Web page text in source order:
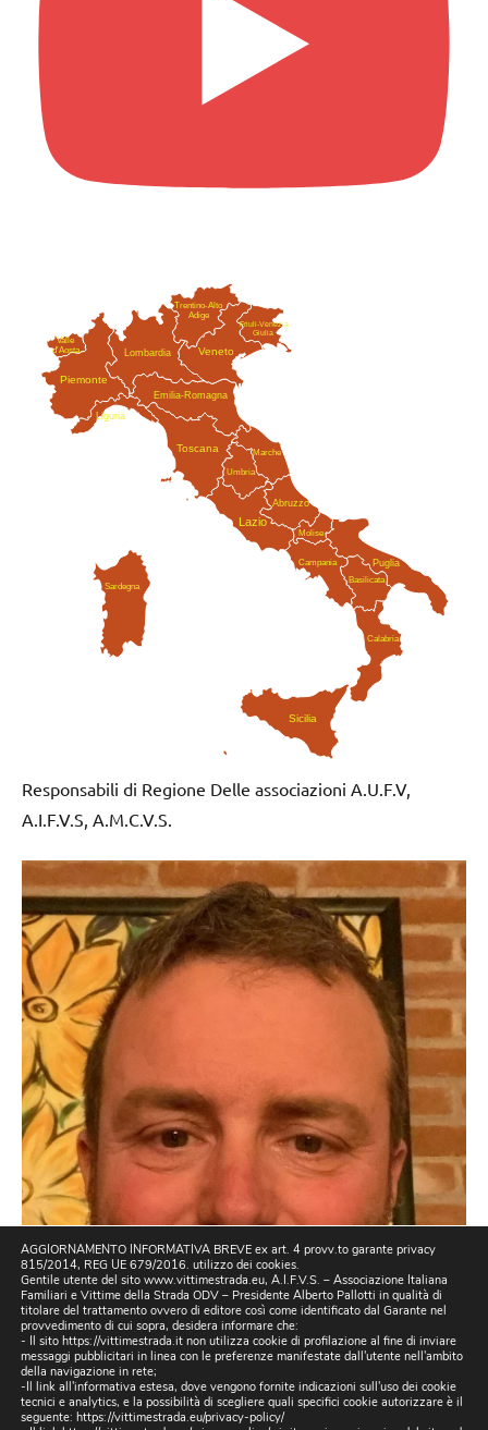
Abruzzo
Valle
d'Aosta
Puglia
Basilicata
Calabria
Campania
Emilia-Romagna
Friuli-Venezia
Giulia
Lazio
Liguria
Lombardia
Marche
Molise
Piemonte
Sardegna
Sicilia
Trentino-Alto
Adige
Toscana
Umbria
Veneto
Responsabili di Regione Delle associazioni A.U.F.V,
A.I.F.V.S, A.M.C.V.S.
AGGIORNAMENTO INFORMATIVA BREVE ex art. 4 provv.to garante privacy
815/2014, REG UE 679/2016. utilizzo dei cookies.
Gentile utente del sito www.vittimestrada.eu, A.I.F.V.S. – Associazione Italiana
Familiari e Vittime della Strada ODV – Presidente Alberto Pallotti in qualità di
titolare del trattamento ovvero di editore così come identificato dal Garante nel
provvedimento di cui sopra, desidera informare che:
- Il sito https://vittimestrada.it non utilizza cookie di profilazione al fine di inviare
messaggi pubblicitari in linea con le preferenze manifestate dall'utente nell'ambito
della navigazione in rete;
-Il link all'informativa estesa, dove vengono fornite indicazioni sull'uso dei cookie
tecnici e analytics, e la possibilità di scegliere quali specifici cookie autorizzare è il
seguente: https://vittimestrada.eu/privacy-policy/